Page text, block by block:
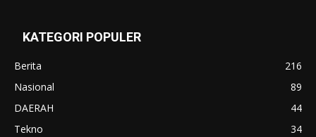
KATEGORI POPULER
Berita
216
Nasional
89
DAERAH
44
Tekno
34